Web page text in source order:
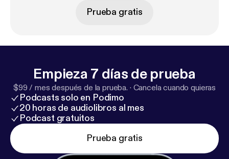
Prueba gratis
Empieza 7 días de prueba
$99 / mes después de la prueba. · Cancela cuando quieras
Podcasts solo en Podimo
20 horas de audiolibros al mes
Podcast gratuitos
Prueba gratis